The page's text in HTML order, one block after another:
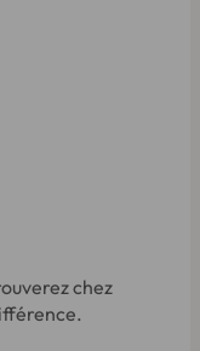
chez